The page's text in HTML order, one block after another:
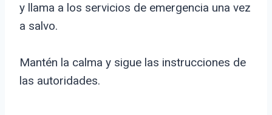
y llama a los servicios de emergencia una vez
a salvo.
Mantén la calma y sigue las instrucciones de
las autoridades.